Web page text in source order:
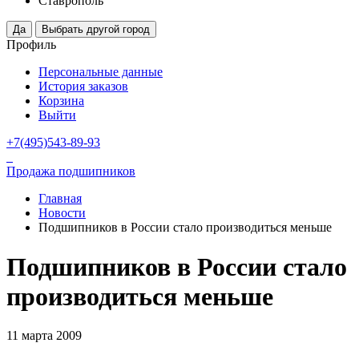
Профиль
Персональные данные
История заказов
Корзина
Выйти
+7(495)543-89-93
Продажа подшипников
Главная
Новости
Подшипников в России стало производиться меньше
Подшипников в России стало
производиться меньше
11 марта 2009